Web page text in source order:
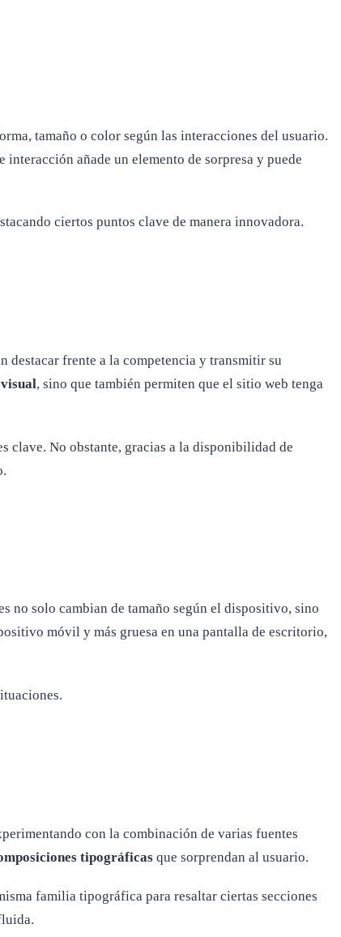
tamaño o color según las interacciones del usuario.
añade un elemento de sorpresa y puede
ciertos puntos clave de manera innovadora.
destacar frente a la competencia y transmitir su
, sino que también permiten que el sitio web tenga
clave. No obstante, gracias a la disponibilidad de
no solo cambian de tamaño según el dispositivo, sino
móvil y más gruesa en una pantalla de escritorio,
con la combinación de varias fuentes
tipográficas que sorprendan al usuario.
familia tipográfica para resaltar ciertas secciones